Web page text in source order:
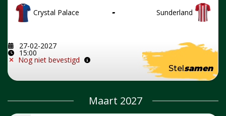
Crystal Palace - Sunderland
27-02-2027
15:00
Nog niet bevestigd
Stelsamen
Maart 2027